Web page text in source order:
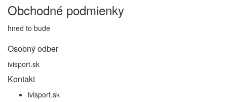
Obchodné podmienky
hned to bude
Osobný odber
ivisport.sk
Kontakt
ivisport.sk